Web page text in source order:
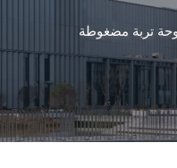
تربة مضغوطة